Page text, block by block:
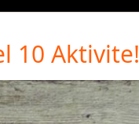
10 Aktivite!